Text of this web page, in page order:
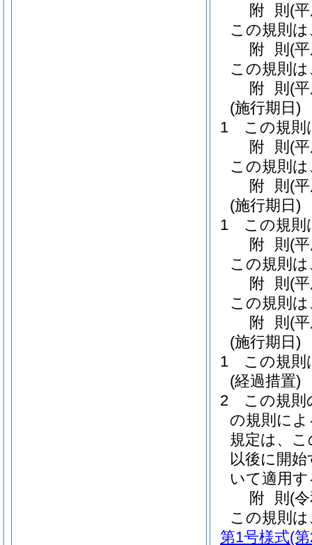
附 則 (
この規則
附 則 (
この規則
附 則 (
(施行期日)
1
この規則
附 則 (
この規則
附 則 (
(施行期日)
1
この規則
附 則 (
この規則
附 則 (
この規則
附 則 (
(施行期日)
1
この規則
(経過措置)
2
この規則
の規則に
規定は、
以後に開
いて適用
附 則 (
この規則
第1号様式(